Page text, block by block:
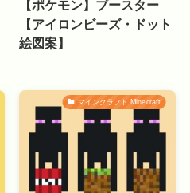
【ポケモン】ブースター
【アイロンビーズ・ドット
絵図案】
マインクラフト Minecraft